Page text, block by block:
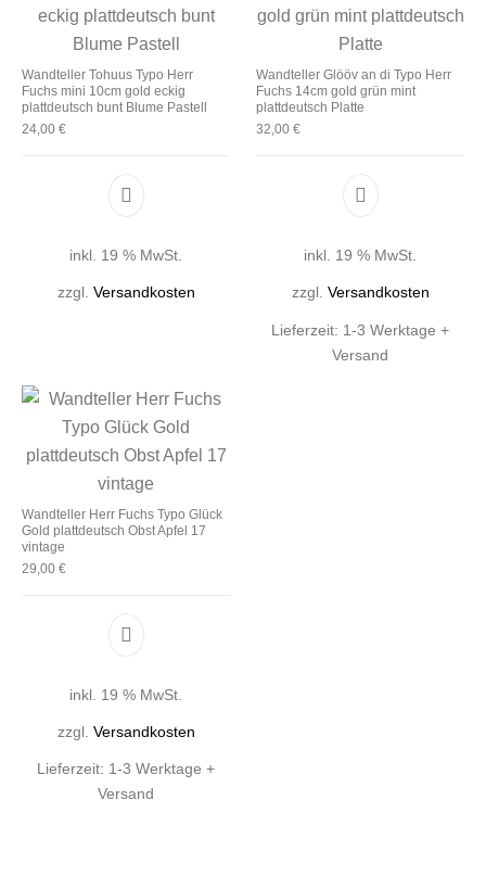
Wandteller Tohuus Typo Herr
Fuchs mini 10cm gold eckig
plattdeutsch bunt Blume Pastell
24,00 €
inkl. 19 % MwSt.
zzgl. Versandkosten
Wandteller Glööv an di Typo Herr
Fuchs 14cm gold grün mint
plattdeutsch Platte
32,00 €
inkl. 19 % MwSt.
zzgl. Versandkosten
Lieferzeit: 1-3 Werktage +
Versand
Wandteller Herr Fuchs Typo Glück
Gold plattdeutsch Obst Apfel 17
vintage
29,00 €
inkl. 19 % MwSt.
zzgl. Versandkosten
Lieferzeit: 1-3 Werktage +
Versand